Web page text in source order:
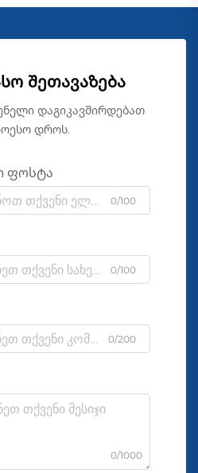
შეთავაზება
დაგიკავშირდებათ
დროს.
ფოსტა
0/100
0/100
0/200
0/1000